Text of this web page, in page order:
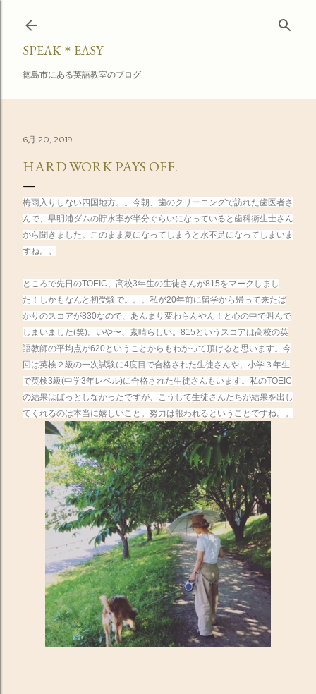
スキップしてメイン コンテンツに移動
SPEAK＊EASY
徳島市にある英語教室のブログ
6月 20, 2019
HARD WORK PAYS OFF.
梅雨入りしない四国地方。。今朝、歯のクリーニングで訪れた歯医者さ
んで、早明浦ダムの貯水率が半分ぐらいになっていると歯科衛生士さん
から聞きました。このまま夏になってしまうと水不足になってしまいま
すね。。
ところで先日のTOEIC、高校3年生の生徒さんが815をマークしまし
た！しかもなんと 初受験で。。。 私が20年前に留学から帰って来たば
かりのスコアが830なので、あんまり変わらんやん！と心の中で叫んで
しまいました(笑)。いや〜、素晴らしい。815というスコアは高校の英
語教師の平均点が620ということからもわかって頂けると思います。今
回は英検２級の一次試験に4度目で合格された生徒さんや、小学３年生
で英検3級(中学3年レベル)に合格された生徒さんもいます。 私のTOEIC
の結果はぱっとしなかったですが、こうして生徒さんたちが結果を出し
てくれるのは本当に嬉しいこと。努力は報われるということですね。。